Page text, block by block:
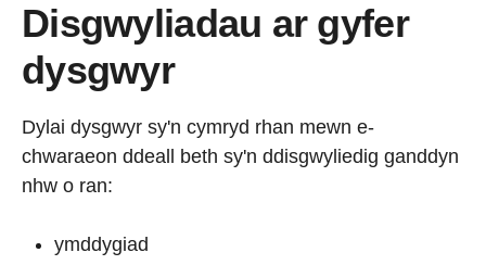
Disgwyliadau ar gyfer
dysgwyr
Dylai dysgwyr sy'n cymryd rhan mewn e-
chwaraeon ddeall beth sy'n ddisgwyliedig ganddyn
nhw o ran:
ymddygiad